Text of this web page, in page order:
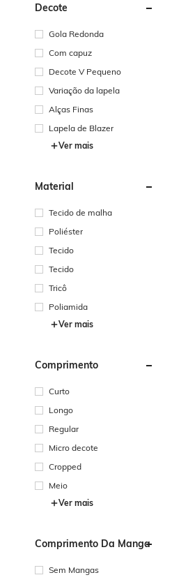
Decote
Gola Redonda
Com capuz
Decote V Pequeno
Variação da lapela
Alças Finas
Lapela de Blazer
Ver mais
Material
Tecido de malha
Poliéster
Tecido
Tecido
Tricô
Poliamida
Ver mais
Comprimento
Curto
Longo
Regular
Micro decote
Cropped
Meio
Ver mais
Comprimento Da Manga
Sem Mangas